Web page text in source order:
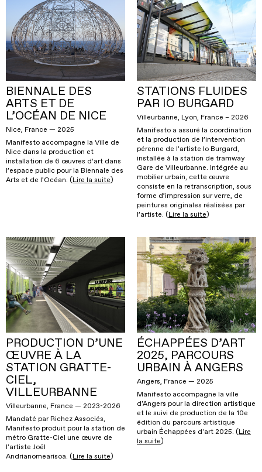
BIENNALE DES
ARTS ET DE
L’OCÉAN DE NICE
Nice, France — 2025
Manifesto accompagne la Ville de
Nice dans la production et
installation de 6 œuvres d’art dans
l’espace public pour la Biennale des
Arts et de l’Océan. (Lire la suite)
STATIONS FLUIDES
PAR IO BURGARD
Villeurbanne, Lyon, France – 2026
Manifesto a assuré la coordination
et la production de l’intervention
pérenne de l’artiste Io Burgard,
installée à la station de tramway
Gare de Villeurbanne. Intégrée au
mobilier urbain, cette œuvre
consiste en la retranscription, sous
forme d’impression sur verre, de
peintures originales réalisées par
l’artiste. (Lire la suite)
PRODUCTION D’UNE
ŒUVRE À LA
STATION GRATTE-
CIEL,
VILLEURBANNE
Villeurbanne, France — 2023-2026
Mandaté par Richez Associés,
Manifesto produit pour la station de
métro Gratte-Ciel une œuvre de
l’artiste Joël
Andrianomearisoa. (Lire la suite)
ÉCHAPPÉES D’ART
2025, PARCOURS
URBAIN À ANGERS
Angers, France — 2025
Manifesto accompagne la ville
d'Angers pour la direction artistique
et le suivi de production de la 10e
édition du parcours artistique
urbain Échappées d'art 2025. (Lire
la suite)